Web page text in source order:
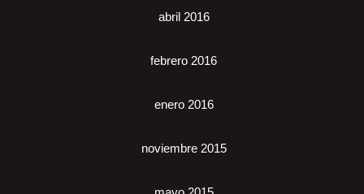
abril 2016
febrero 2016
enero 2016
noviembre 2015